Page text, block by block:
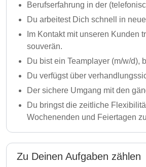
Berufserfahrung in der
Du arbeitest Dich schnell in
Im Kontakt mit unseren
souverän.
Du bist ein Teamplayer (m/w/d),
Du verfügst über
Der sichere Umgang mit den
Du bringst die zeitliche
Wochenenden und Feiertagen
Zu Deinen Aufgaben zählen